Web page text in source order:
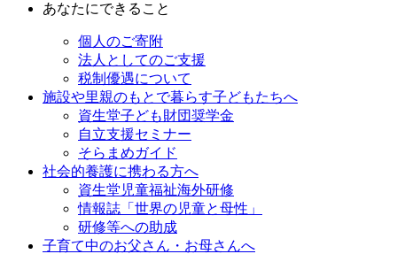
あなたにできること
個人のご寄附
法人としてのご支援
税制優遇について
施設や里親のもとで暮らす子どもたちへ
資生堂子ども財団奨学金
自立支援セミナー
そらまめガイド
社会的養護に携わる方へ
資生堂児童福祉海外研修
情報誌「世界の児童と母性」
研修等への助成
子育て中のお父さん・お母さんへ